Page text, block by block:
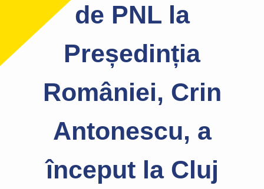
de PNL la
Președinția
României, Crin
Antonescu, a
început la Cluj